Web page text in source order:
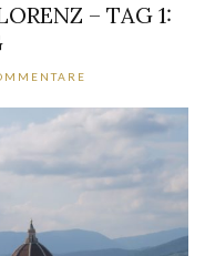
– TAG 1: